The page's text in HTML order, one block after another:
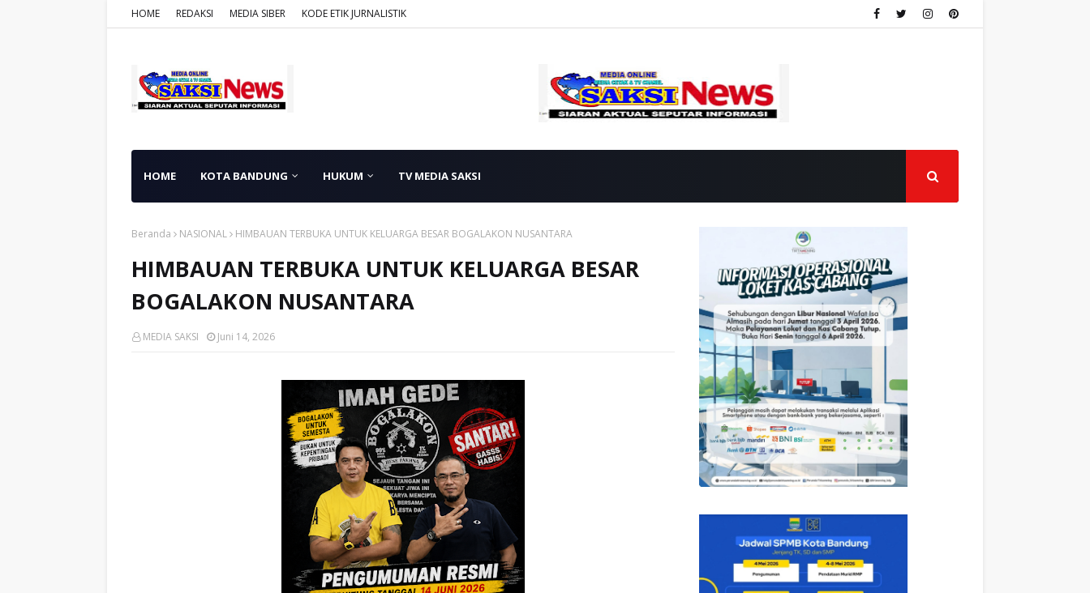
HOME REDAKSI MEDIA SIBER KODE ETIK JURNALISTIK
HOME KOTA BANDUNG HUKUM TV MEDIA SAKSI
Beranda NASIONAL HIMBAUAN TERBUKA UNTUK KELUARGA BESAR BOGALAKON NUSANTARA
HIMBAUAN TERBUKA UNTUK KELUARGA BESAR
BOGALAKON NUSANTARA
MEDIA SAKSI Juni 14, 2026